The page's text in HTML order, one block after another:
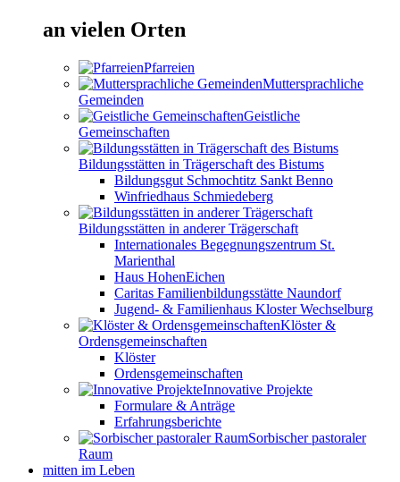
an vielen Orten
Pfarreien
Muttersprachliche
Gemeinden
Geistliche
Gemeinschaften
Bildungsstätten in Trägerschaft des Bistums
Bildungsgut Schmochtitz Sankt Benno
Winfriedhaus Schmiedeberg
Bildungsstätten in anderer Trägerschaft
Internationales Begegnungszentrum St.
Marienthal
Haus HohenEichen
Caritas Familienbildungsstätte Naundorf
Jugend- & Familienhaus Kloster Wechselburg
Klöster &
Ordensgemeinschaften
Klöster
Ordensgemeinschaften
Innovative Projekte
Formulare & Anträge
Erfahrungsberichte
Sorbischer pastoraler
Raum
mitten im Leben